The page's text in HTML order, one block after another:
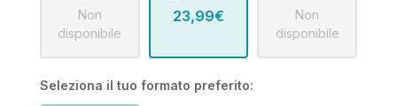
Non
disponibile
23,99€
Non
disponibile
Seleziona il tuo formato preferito: